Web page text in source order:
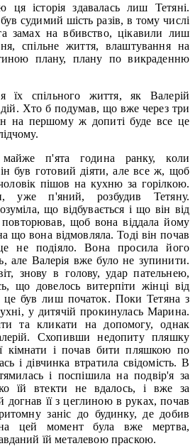
історія здавалась лиш Тетяні.
судимий шість разів, в тому числі
замах на вбивство, цікавили лиш
спільне життя, влаштування на
плану, плану по викраденню
спільного життя, як Валерій
Хто б подумав, що вже через три
на першому ж допиті буде все це
п'ята година ранку, коли
був готовий діяти, але все ж, щоб
пішов на кухню за горілкою.
уже п'яний, розбудив Тетяну.
що відбувається і що він від
повторював, щоб вона віддала йому
що вона відмовляла. Тоді він почав
не подіяло. Вона просила його
але Валерія вже було не зупинити.
знову в голову, удар пательнею,
що довелось витерпіти жінці від
це був лиш початок. Поки Тетяна з
у дитячій прокинулась Марина.
та кликати на допомогу, однак
Схопивши недопиту пляшку
кімнати і почав бити пляшкою по
і дівчинка втратила свідомість. В
і поспішила на подвір'я за
їй втекти не вдалось, і вже за
догнав її з цеглиною в руках, почав
заніс до будинку, де добив
цей момент була вже мертва,
їй металевою праскою.